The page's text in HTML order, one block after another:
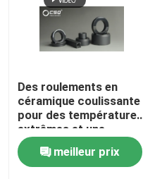
Des roulements en
céramique coulissante
pour des températures
extrêmes et une
résistance à la
corrosionmeilleur prix